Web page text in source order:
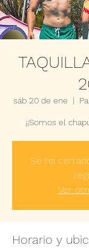
sáb 20 de ene
  |
¡¡Somos el
Se ha
Ver
Horario y